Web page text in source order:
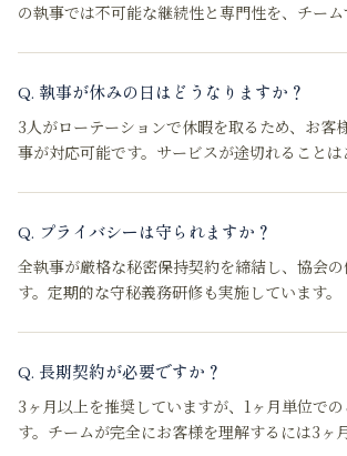
の執事では不可能な継続性と専門性を、チーム
Q. 執事が休みの日はどうなりますか？
3人がローテーションで休暇を取るため、お客
事が対応可能です。サービスが途切れることは
Q. プライバシーは守られますか？
全執事が厳格な秘密保持契約を締結し、協会
す。定期的な守秘義務研修も実施しています。
Q. 長期契約が必要ですか？
3ヶ月以上を推奨していますが、1ヶ月単位で
す。チームが完全にお客様を理解するには3ヶ